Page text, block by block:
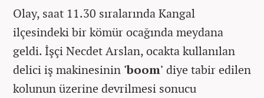
Olay, saat 11.30 sıralarında Kangal
ilçesindeki bir kömür ocağında meydana
geldi. İşçi Necdet Arslan, ocakta kullanılan
delici iş makinesinin 'boom' diye tabir edilen
kolunun üzerine devrilmesi sonucu